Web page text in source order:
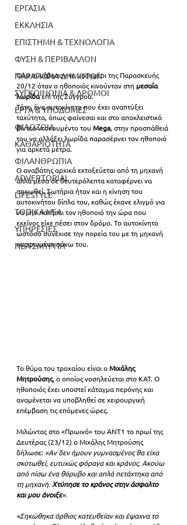
ΕΡΓΑΣΙΑ
ΕΚΚΛΗΣΙΑ
ΕΠΙΣΤΗΜΗ & ΤΕΧΝΟΛΟΓΙΑ
ΦΥΣΗ & ΠΕΡΙΒΑΛΛΟΝ
ΠΑΡΑΠΟΝΑ ΔΗΜΟΤΩΝ
ΣΥΓΚΟΙΝΩΝΙΑ & ΔΡΟΜΟΙ
ΕΡΓΑ & ΥΠΟΔΟΜΕΣ
ΦΙΛΟΖΩΙΑ
ΚΑΘΑΡΙΟΤΗΤΑ
ΦΙΛΑΝΘΡΩΠΙΑ
ADVERTORIAL
LIFESTYLE
ΤΟΠΙΚΑ ΝΕΑ
ΥΠΗΡΕΣΙΕΣ
ΝΕΑ ΣΜΥΡΝΗ
Όλα συνέβησαν το μεσημέρι της Παρασκευής
20/12 όταν ο ηθοποιός κινούνταν στη μεσαία
λωρίδα επί της Συγγρού.
Τότε, ένα αυτοκίνητο που έχει αναπτύξει
ταχύτητα, όπως φαίνεσαι και στο αποκλειστικό
βίντεο ντοκουμέντο του Mega, στην προσπάθειά
του να αλλάξει λωρίδα παρασέρνει τον ηθοποιό
για αρκετά μέτρα.
Ο αναβάτης αρχικά εκτοξεύεται από τη μηχανή
αλλά μέσα σε δευτερόλεπτα καταφέρνει να
σηκωθεί. Σωτήρια ήταν και η κίνηση του
αυτοκινήτου δίπλα του, καθώς έκανε ελιγμό για
να μην πατήσει τον ηθοποιό την ώρα που
εκείνος είχε πέσει στον δρόμο. Το αυτοκίνητο
ωστόσο συνέχισε την πορεία του με τη μηχανή
καρφωμένη πάνω του.
Το θύμα του τροχαίου είναι ο Μιχάλης
Μητρούσης, ο οποίος νοσηλεύεται στο ΚΑΤ. Ο
ηθοποιός έχει υποστεί κάταγμα περόνης και
αναμένεται να υποβληθεί σε χειρουργική
επέμβαση τις επόμενες ώρες.
Μιλώντας στο «Πρωινό» του ΑΝΤ1 το πρωί της
Δευτέρας (23/12) ο Μιχάλης Μητρούσης
δήλωσε: «Αν δεν ήμουν γυμνασμένος θα είχα
σκοτωθεί, ευτυχώς φόραγα και κράνος. Ακούω
από πίσω ένα θόρυβο και απλά πετάχτηκα από
τη μηχανή. Χτύπησε το κράνος στην άσφαλτο
και μου άνοιξε».
«Σηκώθηκα όρθιος κατευθείαν και έψαχνα το